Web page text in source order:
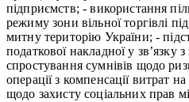
підприємств; - використання
режиму зони вільної торгівлі
митну територію України; -
податкової накладної у зв’язку
спростування сумнівів щодо
операції з компенсації витрат
щодо захисту соціальних прав